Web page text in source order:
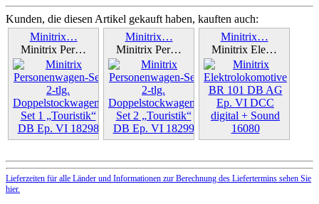
Kunden, die diesen Artikel gekauft haben, kauften auch:
Minitrix…
Minitrix Per…
Weiter »
Minitrix…
Minitrix Per…
Weiter »
Minitrix…
Minitrix Ele…
Weiter »
Lieferzeiten für alle Länder und Informationen zur Berechnung des Liefertermins sehen Sie
hier.